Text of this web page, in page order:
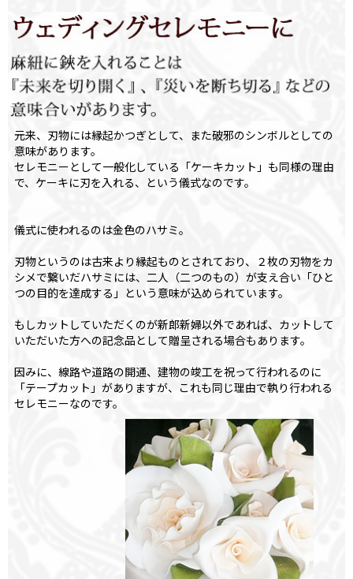
元来、刃物には縁起かつぎとして、また破邪のシンボルとしての
意味があります。
セレモニーとして一般化している「ケーキカット」も同様の理由
で、ケーキに刃を入れる、という儀式なのです。
儀式に使われるのは金色のハサミ。
刃物というのは古来より縁起ものとされており、２枚の刃物をカ
シメで繋いだハサミには、二人（二つのもの）が支え合い「ひと
つの目的を達成する」という意味が込められています。
もしカットしていただくのが新郎新婦以外であれば、カットして
いただいた方への記念品として贈呈される場合もあります。
因みに、線路や道路の開通、建物の竣工を祝って行われるのに
「テープカット」がありますが、これも同じ理由で執り行われる
セレモニーなのです。